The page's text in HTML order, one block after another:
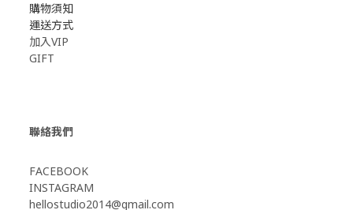
購物須知
運送方式
加入VIP
GIFT
聯絡我們
FACEBOOK
INSTAGRAM
hellostudio2014@gmail.com